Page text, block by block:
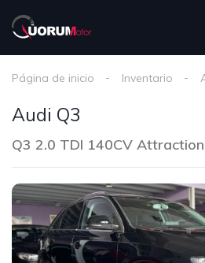
Página de inicio Inventario
Audi Q3
Q3 2.0 TDI 140CV Attraction